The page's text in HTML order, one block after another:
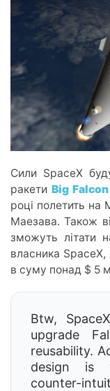
Сили SpaceX
ракети Big
році полетить на
Маезава. Також
зможуть літати
власника SpaceX,
в суму понад $ 5
Btw,
upgrade
reusability.
design is
counter-